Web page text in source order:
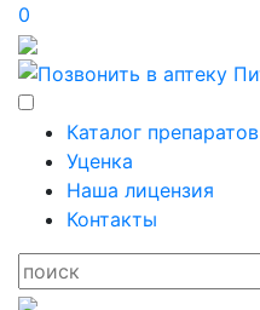
0
Каталог препаратов
Уценка
Наша лицензия
Контакты